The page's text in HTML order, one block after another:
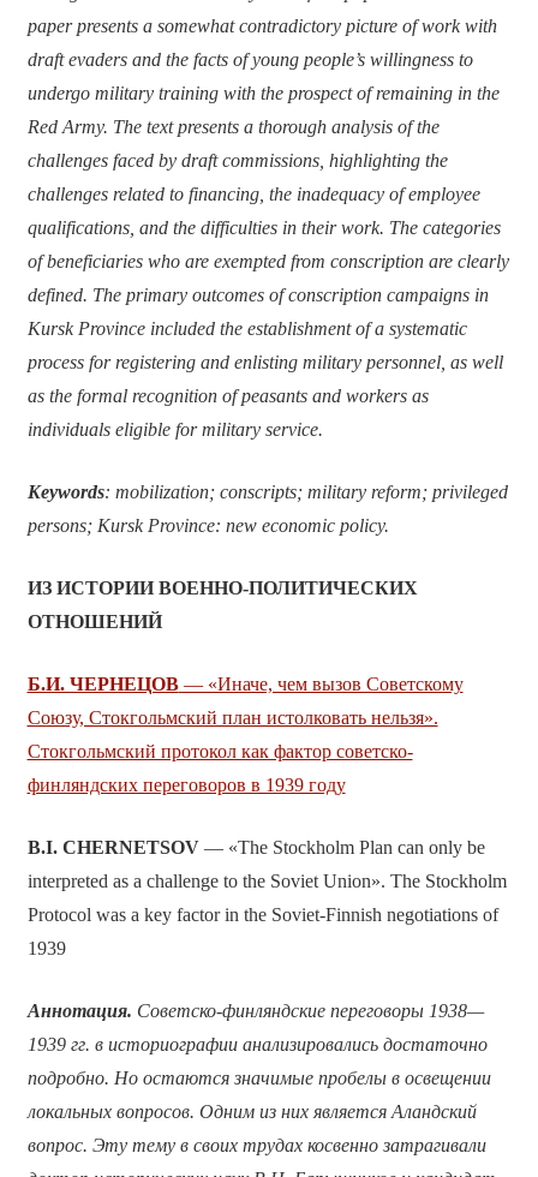
paper presents a somewhat contradictory picture of work with
draft evaders and the facts of young people’s willingness to
undergo military training with the prospect of remaining in the
Red Army. The text presents a thorough analysis of the
challenges faced by draft commissions, highlighting the
challenges related to financing, the inadequacy of employee
qualifications, and the difficulties in their work. The categories
of beneficiaries who are exempted from conscription are clearly
defined. The primary outcomes of conscription campaigns in
Kursk Province included the establishment of a systematic
process for registering and enlisting military personnel, as well
as the formal recognition of peasants and workers as
individuals eligible for military service.
Keywords: mobilization; conscripts; military reform; privileged
persons; Kursk Province: new economic policy.
ИЗ ИСТОРИИ ВОЕННО-ПОЛИТИЧЕСКИХ
ОТНОШЕНИЙ
Б.И. ЧЕРНЕЦОВ— «Иначе, чем вызов Советскому
Союзу, Стокгольмский план истолковать нельзя».
Стокгольмский протокол как фактор советско-
финляндских переговоров в 1939 году
B.I. CHERNETSOV— «The Stockholm Plan can only be
interpreted as a challenge to the Soviet Union». The Stockholm
Protocol was a key factor in the Soviet-Finnish negotiations of
1939
Аннотация. Советско-финляндские переговоры 1938—
1939 гг. в историографии анализировались достаточно
подробно. Но остаются значимые пробелы в освещении
локальных вопросов. Одним из них является Аландский
вопрос. Эту тему в своих трудах косвенно затрагивали